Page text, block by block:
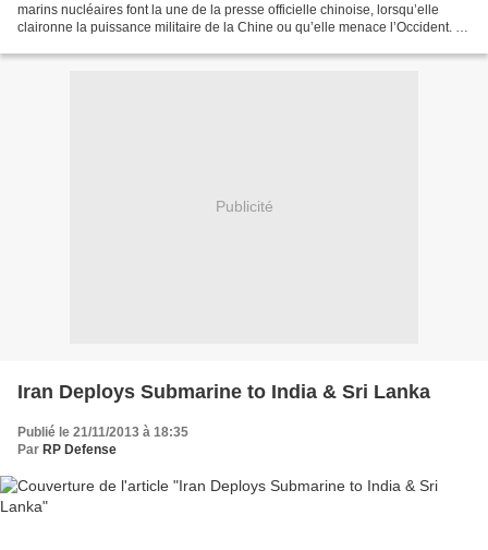
marins nucléaires font la une de la presse officielle chinoise, lorsqu’elle
claironne la puissance militaire de la Chine ou qu’elle menace l’Occident. Et
Publicité
Iran Deploys Submarine to India & Sri Lanka
Publié le 21/11/2013 à 18:35
Par RP Defense